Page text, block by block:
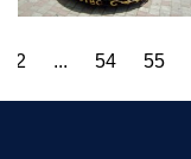
2 ... 54 55